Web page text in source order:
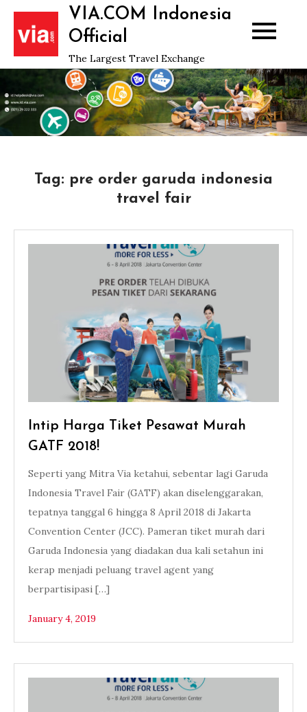
Skip
content
VIA.COM Indonesia
Official
The Largest Travel Exchange
Tag: pre order garuda indonesia
travel fair
Intip Harga Tiket Pesawat Murah
GATF 2018!
Seperti yang Mitra Via ketahui, sebentar lagi Garuda
Indonesia Travel Fair (GATF) akan diselenggarakan,
tepatnya tanggal 6 hingga 8 April 2018 di Jakarta
Convention Center (JCC). Pameran tiket murah dari
Garuda Indonesia yang diadakan dua kali setahun ini
kerap menjadi peluang travel agent yang
berpartisipasi […]
January 4, 2019